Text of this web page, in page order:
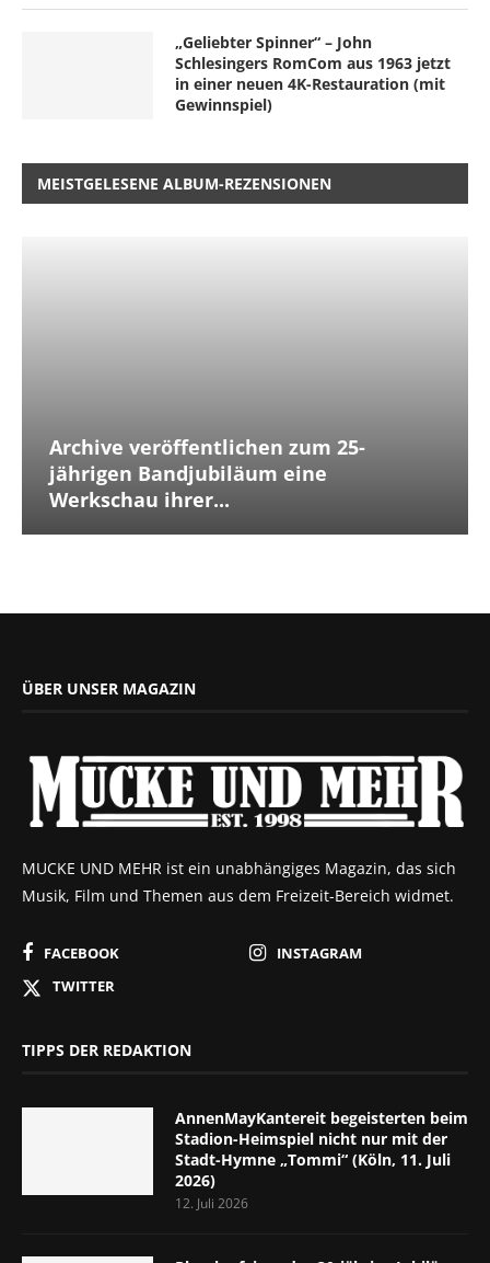
„Geliebter Spinner“ – John
Schlesingers RomCom aus 1963 jetzt
in einer neuen 4K-Restauration (mit
Gewinnspiel)
MEISTGELESENE ALBUM-REZENSIONEN
Archive veröffentlichen zum 25-
jährigen Bandjubiläum eine
Werkschau ihrer...
ÜBER UNSER MAGAZIN
MUCKE UND MEHR ist ein unabhängiges Magazin, das sich
Musik, Film und Themen aus dem Freizeit-Bereich widmet.
FACEBOOK
INSTAGRAM
TWITTER
TIPPS DER REDAKTION
AnnenMayKantereit begeisterten beim
Stadion-Heimspiel nicht nur mit der
Stadt-Hymne „Tommi“ (Köln, 11. Juli
2026)
12. Juli 2026